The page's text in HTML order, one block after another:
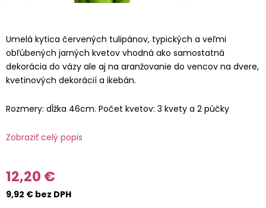
Umelá kytica červených tulipánov, typických a veľmi
obľúbených jarných kvetov vhodná ako samostatná
dekorácia do vázy ale aj na aranžovanie do vencov na dvere,
kvetinových dekorácií a ikebán.
Rozmery: dĺžka 46cm. Počet kvetov: 3 kvety a 2 púčky
Zobraziť celý popis
12,20 €
9,92 € bez DPH